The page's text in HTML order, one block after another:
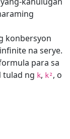
konbersyon
na serye.
para sa
tulad ng k, k², o